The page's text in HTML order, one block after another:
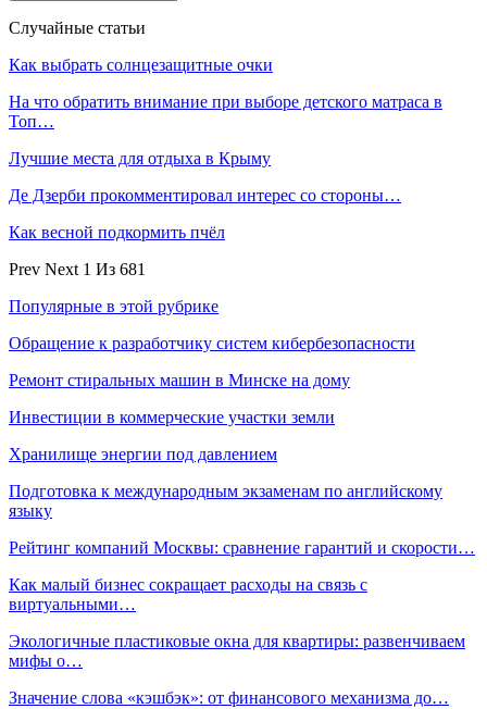
Случайные статьи
Как выбрать солнцезащитные очки
На что обратить внимание при выборе детского матраса в
Топ…
Лучшие места для отдыха в Крыму
Де Дзерби прокомментировал интерес со стороны…
Как весной подкормить пчёл
Prev Next 1 Из 681
Популярные в этой рубрике
Обращение к разработчику систем кибербезопасности
Ремонт стиральных машин в Минске на дому
Инвестиции в коммерческие участки земли
Хранилище энергии под давлением
Подготовка к международным экзаменам по английскому
языку
Рейтинг компаний Москвы: сравнение гарантий и скорости…
Как малый бизнес сокращает расходы на связь с
виртуальными…
Экологичные пластиковые окна для квартиры: развенчиваем
мифы о…
Значение слова «кэшбэк»: от финансового механизма до…